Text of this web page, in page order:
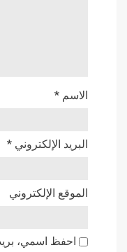
الاسم *
البريد الإلكتروني *
الموقع الإلكتروني
احفظ اسمي،